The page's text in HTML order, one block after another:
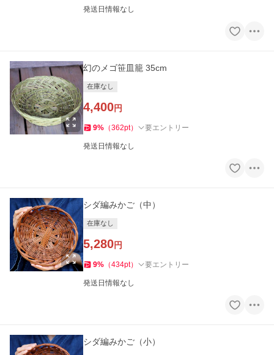
発送日情報なし
幻のメゴ笹皿籠 35cm
在庫なし
4,400円
9% （362pt） 要エントリー
発送日情報なし
シダ編みかご（中）
在庫なし
5,280円
9% （434pt） 要エントリー
発送日情報なし
シダ編みかご（小）